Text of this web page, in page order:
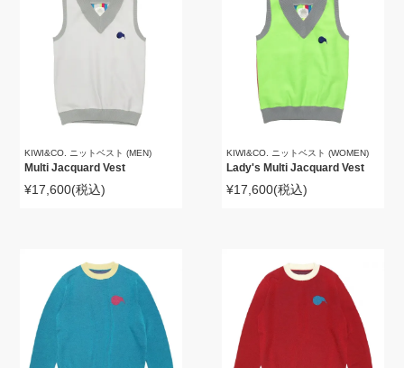
KIWI&CO. ニットベスト (MEN)
Multi Jacquard Vest
¥17,600(税込)
KIWI&CO. ニットベスト (WOMEN)
Lady's Multi Jacquard Vest
¥17,600(税込)